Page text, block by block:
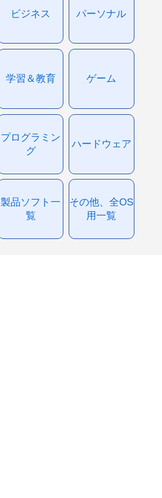
ビジネス パーソナル
学習＆教育 ゲーム
プログラミン
グ
ハードウェア
製品ソフト一
覧
その他、全OS
用一覧